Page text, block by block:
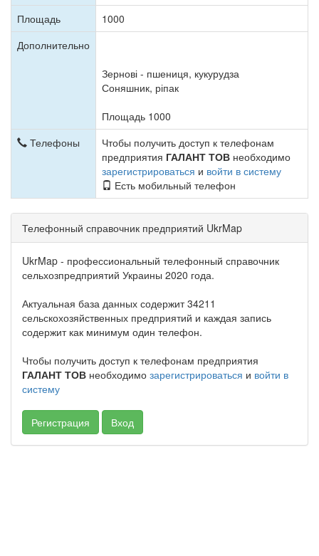
Площадь
1000
Дополнительно
Зернові - пшениця, кукурудза
Соняшник, ріпак
Площадь 1000
Телефоны
Чтобы получить доступ к телефонам
предприятия ГАЛАНТ ТОВ необходимо
зарегистрироваться и войти в систему
Есть мобильный телефон
Телефонный справочник предприятий UkrMap
UkrMap - профессиональный телефонный справочник
сельхозпредприятий Украины 2020 года.
Актуальная база данных содержит 34211
сельскохозяйственных предприятий и каждая запись
содержит как минимум один телефон.
Чтобы получить доступ к телефонам предприятия
ГАЛАНТ ТОВ необходимо зарегистрироваться и войти в
систему
Регистрация Вход